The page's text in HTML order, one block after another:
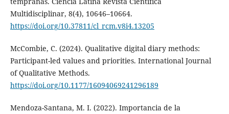
Multidisciplinar, 8(4), 10646–10664.
https://doi.org/10.37811/cl_rcm.v8i4.13205
McCombie, C. (2024). Qualitative digital diary methods:
Participant-led values and priorities. International Journal
of Qualitative Methods.
https://doi.org/10.1177/16094069241296189
Mendoza-Santana, M. I. (2022). Importancia de la